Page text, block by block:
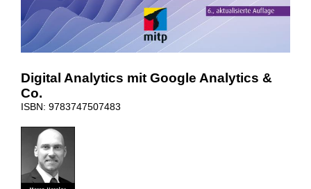
Digital Analytics mit Google Analytics &
Co.
ISBN: 9783747507483